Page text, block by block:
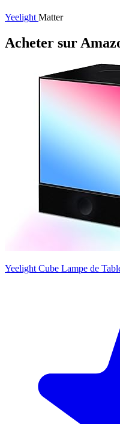
Yeelight Matter
Acheter sur
Yeelight Cube Lampe de